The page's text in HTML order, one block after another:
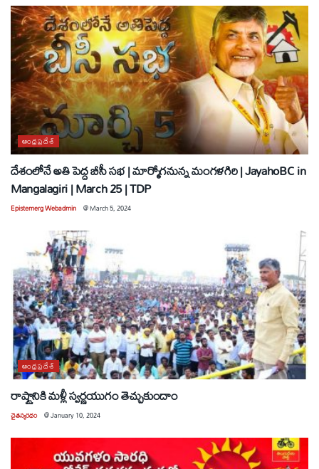
ఆంధ్రప్రదేశ్
దేశంలోనే అతి పెద్ద బీసీ సభ | మార్మోగనున్న మంగళగిరి | JayahoBC in
Mangalagiri | March 25 | TDP
Epistemerg Webadmin @March 5, 2024
ఆంధ్రప్రదేశ్
రాష్ట్రానికి మళ్లీ స్వర్ణయుగం తెచ్చుకుందాం
చైతన్యరధం @January 10, 2024